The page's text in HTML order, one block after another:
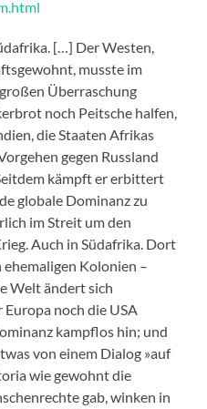
[…] Der Westen,
musste im
Überraschung
noch Peitsche halfen,
die Staaten Afrikas
gegen Russland
kämpft er erbittert
globale Dominanz zu
im Streit um den
Auch in Südafrika. Dort
ehemaligen Kolonien –
Welt ändert sich
noch die USA
kampflos hin; und
von einem Dialog »auf
wie gewohnt die
gab, winken in